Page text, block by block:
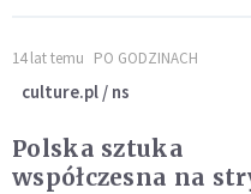
14 lat temu PO GODZINACH
culture.pl / ns
Polska sztuka
współczesna na